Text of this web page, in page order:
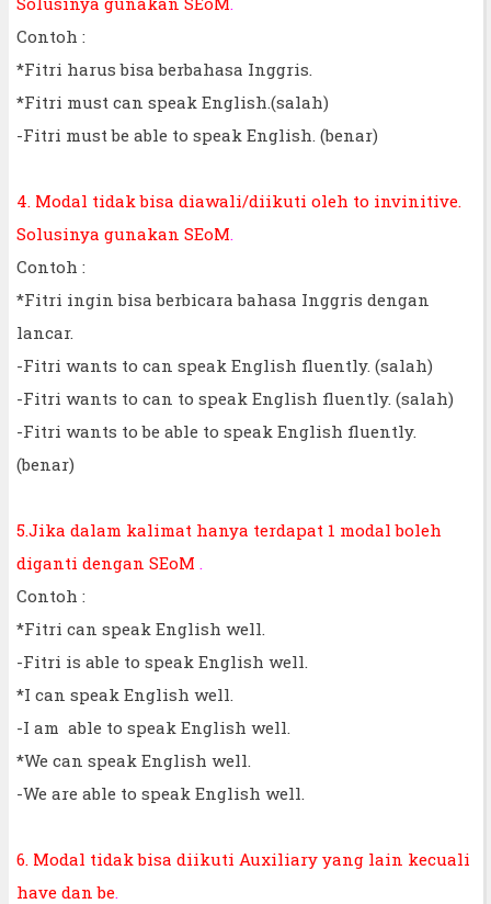
Contoh :
*Fitri harus bisa berbahasa Inggris.
*Fitri must can speak English.(salah)
-Fitri must be able to speak English. (benar)
4. Modal tidak bisa diawali/diikuti oleh to invinitive.
Solusinya gunakan SEoM.
Contoh :
*Fitri ingin bisa berbicara bahasa Inggris dengan
lancar.
-Fitri wants to can speak English fluently. (salah)
-Fitri wants to can to speak English fluently. (salah)
-Fitri wants to be able to speak English fluently.
(benar)
5.Jika dalam kalimat hanya terdapat 1 modal boleh
diganti dengan SEoM .
Contoh :
*Fitri can speak English well.
-Fitri is able to speak English well.
*I can speak English well.
-I am able to speak English well.
*We can speak English well.
-We are able to speak English well.
6. Modal tidak bisa diikuti Auxiliary yang lain kecuali
have dan be.